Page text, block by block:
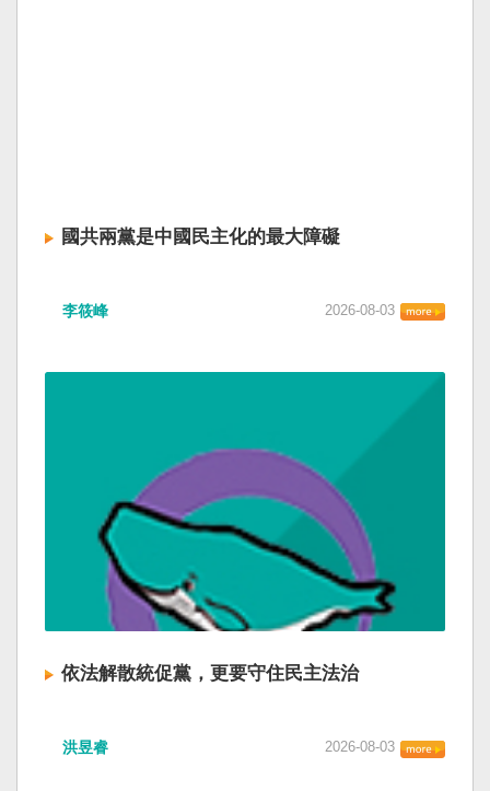
國共兩黨是中國民主化的最大障礙
李筱峰 2026-08-03
依法解散統促黨，更要守住民主法治
洪昱睿 2026-08-03